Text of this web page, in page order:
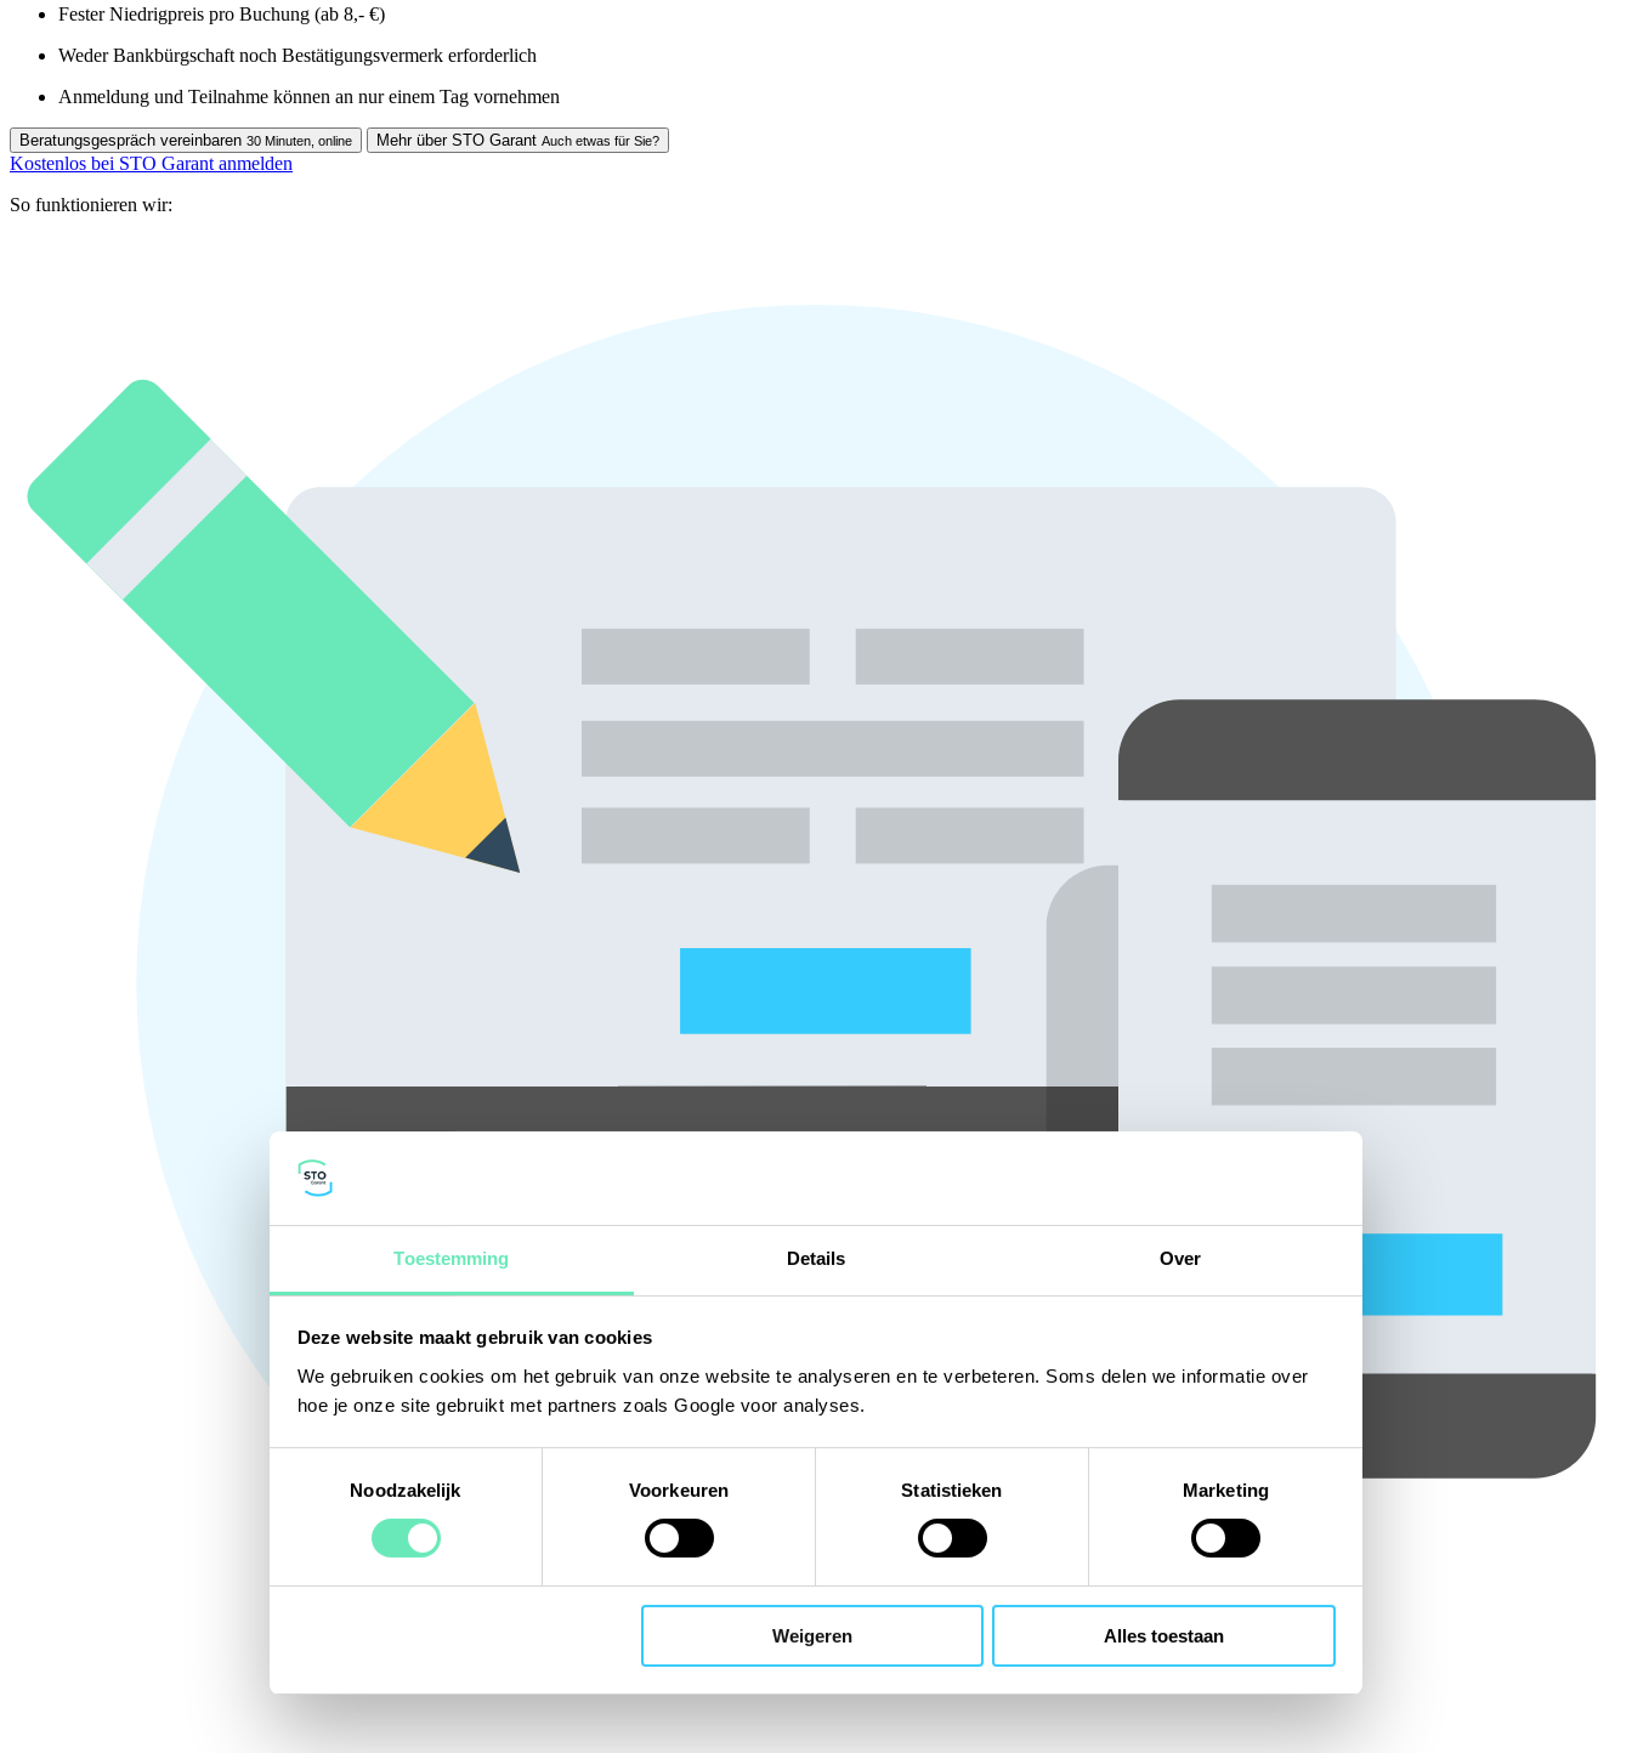
Toestemming Details Over
Deze website maakt gebruik van cookies
We gebruiken cookies om het gebruik van onze website te analyseren en te verbeteren. Soms delen we informatie over
hoe je onze site gebruikt met partners zoals Google voor analyses.
Noodzakelijk
Voorkeuren Statistieken Marketing
Weigeren Alles toestaan
Fester Niedrigpreis pro Buchung (ab 8,- €)
Weder Bankbürgschaft noch Bestätigungsvermerk erforderlich
Anmeldung und Teilnahme können an nur einem Tag vornehmen
Beratungsgespräch vereinbaren 30 Minuten, online Mehr über STO Garant Auch etwas für Sie?
Kostenlos bei STO Garant anmelden
So funktionieren wir: